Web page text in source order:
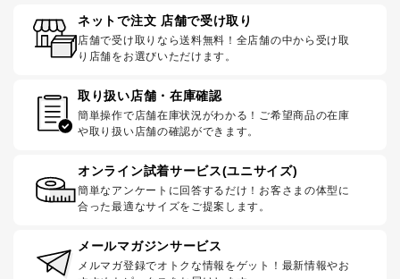
ネットで注文 店舗で受け取り
店舗で受け取りなら送料無料！全店舗の中から受け取
り店舗をお選びいただけます。
取り扱い店舗・在庫確認
簡単操作で店舗在庫状況がわかる！ご希望商品の在庫
や取り扱い店舗の確認ができます。
オンライン試着サービス(ユニサイズ)
簡単なアンケートに回答するだけ！お客さまの体型に
合った最適なサイズをご提案します。
メールマガジンサービス
メルマガ登録でオトクな情報をゲット！最新情報やお